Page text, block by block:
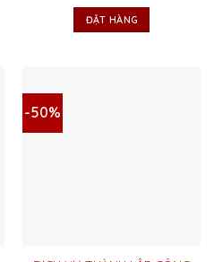
là:
4.000.000₫.
ĐẶT HÀNG
-50%